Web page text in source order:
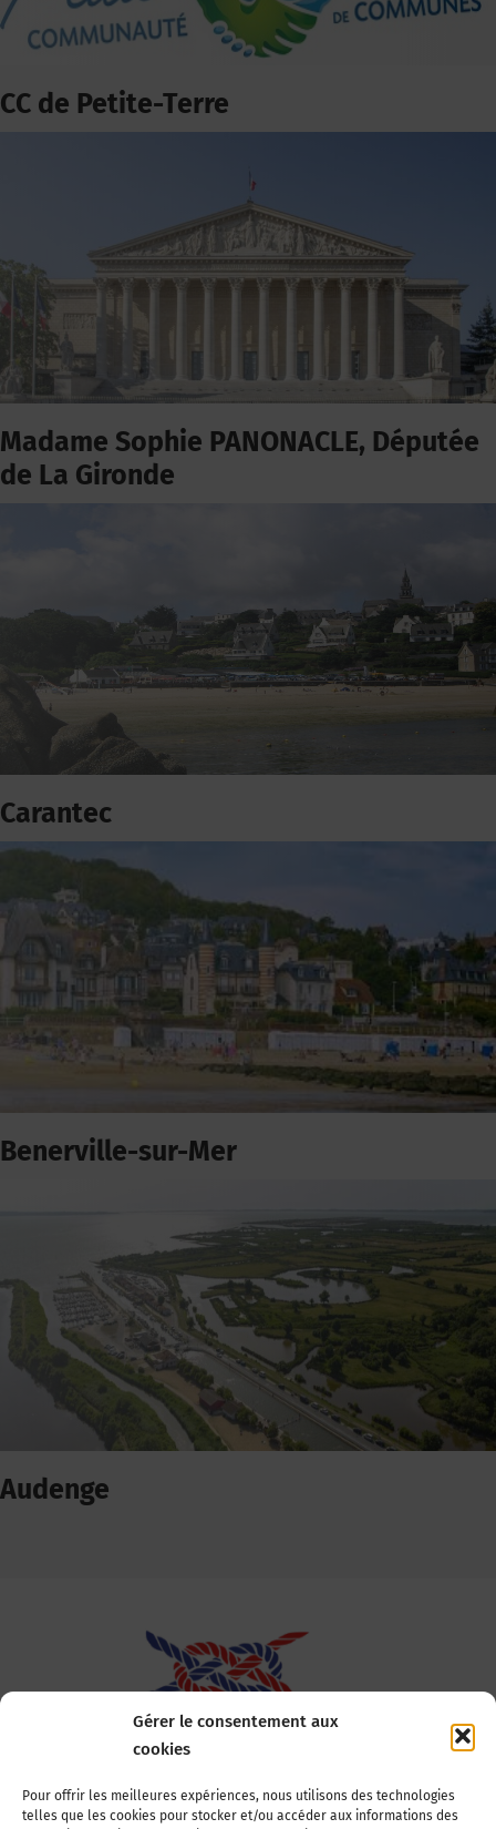
Gérer le consentement aux
cookies
Pour offrir les meilleures expériences, nous utilisons des technologies
telles que les cookies pour stocker et/ou accéder aux informations des
CC de Petite-Terre
Madame Sophie PANONACLE, Députée
de La Gironde
Carantec
Benerville-sur-Mer
Audenge
Association Nationale des Elus des Littoraux
22, boulevard de la Tour-Maubourg